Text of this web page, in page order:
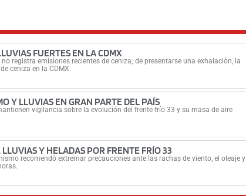
FUERTES EN LA CDMX
registra emisiones recientes de ceniza; de presentarse una exhalación, la
ceniza en la CDMX.
Y LLUVIAS EN GRAN PARTE DEL PAÍS
vigilancia sobre la evolución del frente frío 33 y su masa de aire
Y HELADAS POR FRENTE FRÍO 33
recomendó extremar precauciones ante las rachas de viento, el oleaje y